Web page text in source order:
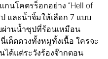
นโคตรร็อกอย่าง “Hell of
และน้ำจิ้มให้เลือก 7 แบบ
ผ่านน้ำซุปที่ร้อนเหมือน
ด็ดดวงทั้งหมูทั้งเนื้อ ใครจะ
ด้แต่ระวังร้องจ๊ากตอน